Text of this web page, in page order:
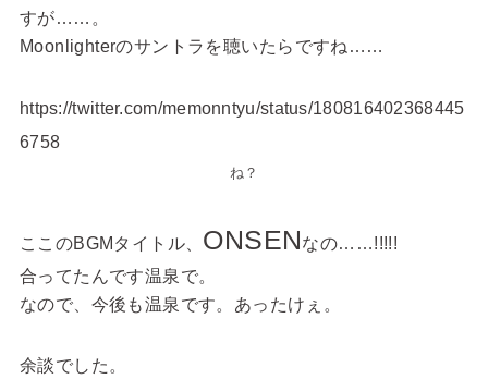
すが……。
Moonlighterのサントラを聴いたらですね……
https://twitter.com/memonntyu/status/180816402368445
6758
ね？
ここのBGMタイトル、 ONSENなの……!!!!!
合ってたんです温泉で。
なので、今後も温泉です。あったけぇ。
余談でした。